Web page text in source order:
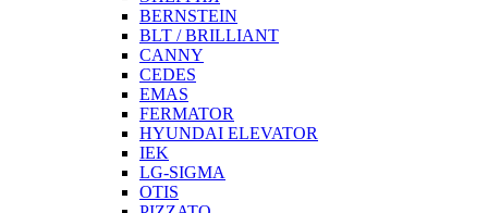
BERNSTEIN
BLT / BRILLIANT
CANNY
CEDES
EMAS
FERMATOR
HYUNDAI ELEVATOR
IEK
LG-SIGMA
OTIS